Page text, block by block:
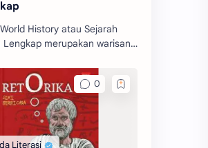
History atau Sejarah
Lengkap merupakan warisan
gambaran yang begitu
tentang sejarah dunia.